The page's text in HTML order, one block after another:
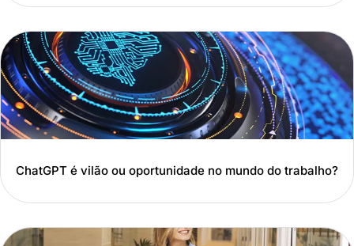
ChatGPT é vilão ou oportunidade no mundo do trabalho?